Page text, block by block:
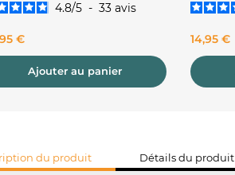
4.8/5 - 33 avis
€
Ajouter au panier
Prix
14,95 €
du produit Détails du produit